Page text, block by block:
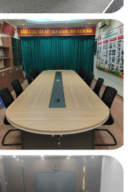
trong ngày. Đối với sản
sản xuất 2-3 ngày sau
nhà cho quý khách
miễn phí.
tận tâm.